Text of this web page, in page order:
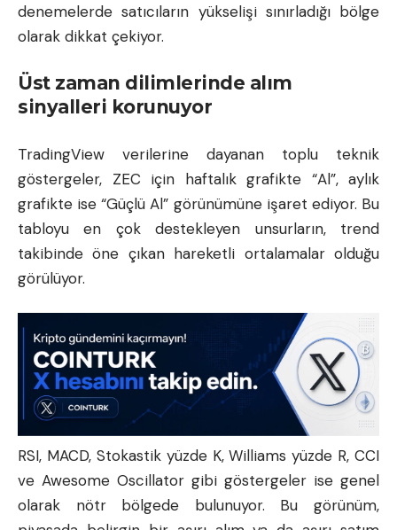
denemelerde satıcıların yükselişi sınırladığı bölge
olarak dikkat çekiyor.
Üst zaman dilimlerinde alım
sinyalleri korunuyor
TradingView verilerine dayanan toplu teknik
göstergeler, ZEC için haftalık grafikte “Al”, aylık
grafikte ise “Güçlü Al” görünümüne işaret ediyor. Bu
tabloyu en çok destekleyen unsurların, trend
takibinde öne çıkan hareketli ortalamalar olduğu
görülüyor.
RSI, MACD, Stokastik yüzde K, Williams yüzde R, CCI
ve Awesome Oscillator gibi göstergeler ise genel
olarak nötr bölgede bulunuyor. Bu görünüm,